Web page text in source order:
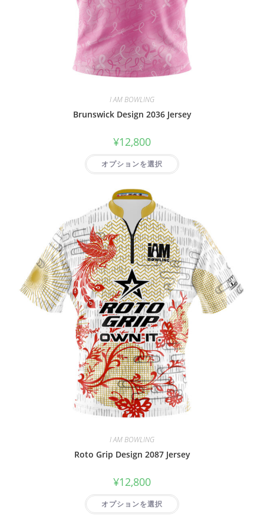
I AM BOWLING
Brunswick Design 2036 Jersey
¥12,800
オプションを選択
I AM BOWLING
Roto Grip Design 2087 Jersey
¥12,800
オプションを選択